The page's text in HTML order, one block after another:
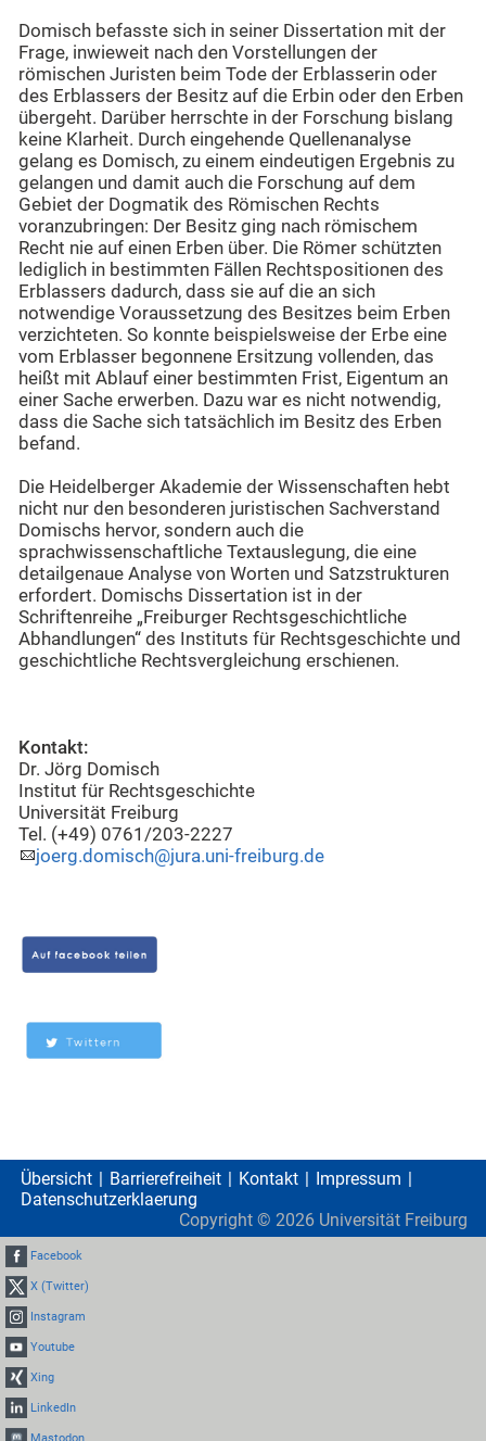
Domisch befasste sich in seiner Dissertation mit der
Frage, inwieweit nach den Vorstellungen der
römischen Juristen beim Tode der Erblasserin oder
des Erblassers der Besitz auf die Erbin oder den Erben
übergeht. Darüber herrschte in der Forschung bislang
keine Klarheit. Durch eingehende Quellenanalyse
gelang es Domisch, zu einem eindeutigen Ergebnis zu
gelangen und damit auch die Forschung auf dem
Gebiet der Dogmatik des Römischen Rechts
voranzubringen: Der Besitz ging nach römischem
Recht nie auf einen Erben über. Die Römer schützten
lediglich in bestimmten Fällen Rechtspositionen des
Erblassers dadurch, dass sie auf die an sich
notwendige Voraussetzung des Besitzes beim Erben
verzichteten. So konnte beispielsweise der Erbe eine
vom Erblasser begonnene Ersitzung vollenden, das
heißt mit Ablauf einer bestimmten Frist, Eigentum an
einer Sache erwerben. Dazu war es nicht notwendig,
dass die Sache sich tatsächlich im Besitz des Erben
befand.
Die Heidelberger Akademie der Wissenschaften hebt
nicht nur den besonderen juristischen Sachverstand
Domischs hervor, sondern auch die
sprachwissenschaftliche Textauslegung, die eine
detailgenaue Analyse von Worten und Satzstrukturen
erfordert. Domischs Dissertation ist in der
Schriftenreihe „Freiburger Rechtsgeschichtliche
Abhandlungen“ des Instituts für Rechtsgeschichte und
geschichtliche Rechtsvergleichung erschienen.
Kontakt:
Dr. Jörg Domisch
Institut für Rechtsgeschichte
Universität Freiburg
Tel. (+49) 0761/203-2227
joerg.domisch@jura.uni-freiburg.de
Übersicht Barrierefreiheit Kontakt
Impressum
Datenschutzerklaerung
Copyright © 2026 Universität Freiburg
Facebook
X (Twitter)
Instagram
Youtube
Xing
LinkedIn
Mastodon